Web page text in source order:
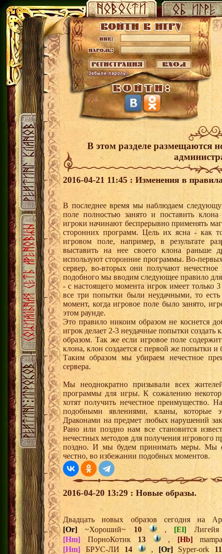
В этом разделе размещаются
2016-04-21 11:45 : Изменения в
В последнее время мы наблюдаем
поле полностью занято и поставить клона
игроки начинают беспрерывно применять
сторонних программ. Цель их ясна - как
игровом поле, например, в результате
выставить на нее своего клона раньше
используют сторонние программы. Во-
сервер, во-вторых они получают
подобного мы вводим следующее правило для
- с настоящего момента игрок имеет только
все три попытки были неудачными, то
момент, когда игровое поле было занято,
этом раунде.
Это правило никоим образом не коснется
игрок делает 2-3 неудачные попытки создать
образом. Так же если игровое поле
клона, клон создается с первой же попытки и
Таким образом мы убираем нечестное
сервера.
Мы неоднократно призывали всех
программы для игры. К сожалению
хотят получить нечестное преимущество.
подобными явлениями, кланы, которые
Драконами на предмет любых нарушений
Рано или поздно нам все становится
нечестных методов для получения игрового
поздно. И мы будем принимать меры. Мы
честно, во избежании подобных моментов.
2016-04-20 13:29 : Новые образы.
Двадцать новых образов сегодня на
[Or] ~Хороший~ 10 , [El]
[Hm] ПорноКотик 13 , [Hb]
[Hm] БРУС-ЛИ 14 , [Or]Syper-ork 11